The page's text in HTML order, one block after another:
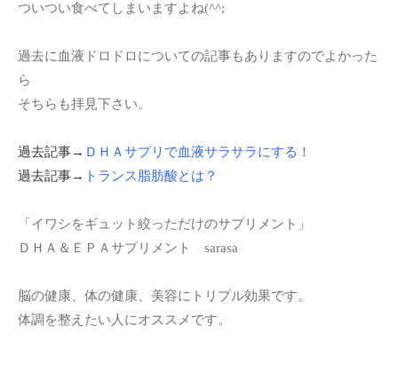
ついつい食べてしまいますよね(^^;
過去に血液ドロドロについての記事もありますのでよかった
ら
そちらも拝見下さい。
過去記事→ ＤＨＡサプリで血液サラサラにする！
過去記事→ トランス脂肪酸とは？
「イワシをギュット絞っただけのサプリメント」
ＤＨＡ＆ＥＰＡサプリメント sarasa
脳の健康、体の健康、美容にトリプル効果です。
体調を整えたい人にオススメです。